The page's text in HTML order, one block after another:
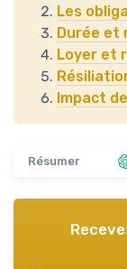
Les
Durée et
Loyer et
Impact
Résumer